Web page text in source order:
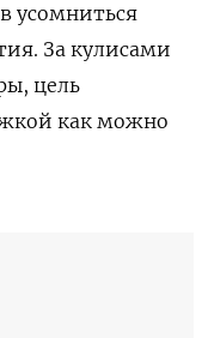
усомниться
За кулисами
цель
как можно